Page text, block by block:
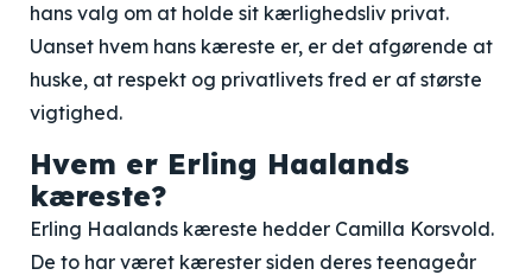
hans valg om at holde sit kærlighedsliv privat.
Uanset hvem hans kæreste er, er det afgørende at
huske, at respekt og privatlivets fred er af største
vigtighed.
Hvem er Erling Haalands
kæreste?
Erling Haalands kæreste hedder Camilla Korsvold.
De to har været kærester siden deres teenageår